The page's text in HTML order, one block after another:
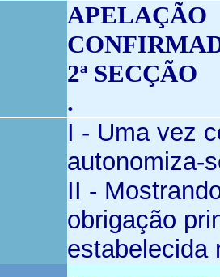
APELAÇÃO
2ª SECÇÃO
.
I - Uma vez
autonomiza-
II -
obrigação
estabelecida